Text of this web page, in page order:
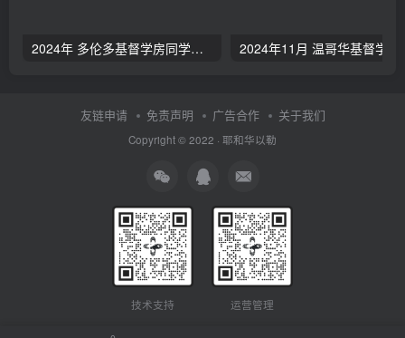
2024年 多伦多基督学房同学聚会：有福的教会（帖后1：1-5） 刘志雄
友链申请 免责声明 广告合作 关于我们
Copyright © 2022 · 耶和华以勒
技术支持 运营管理